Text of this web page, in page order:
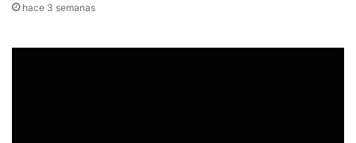
hace 3 semanas